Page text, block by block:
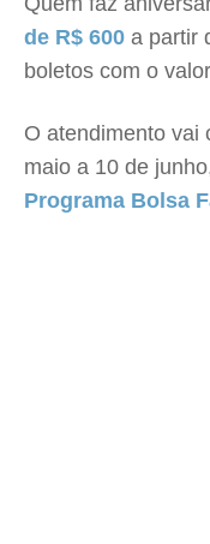
de R$ 600 a partir
boletos com o
O atendimento vai
maio a 10 de
Programa Bolsa